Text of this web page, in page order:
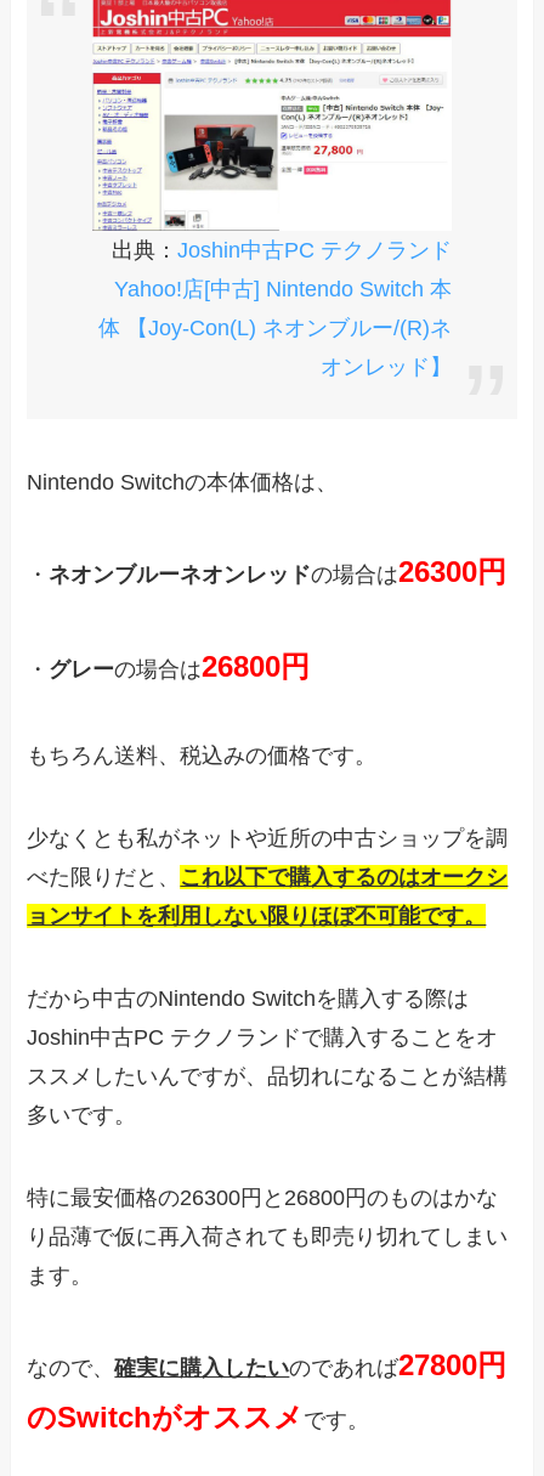
出典： Joshin中古PC テクノランド
Yahoo!店[中古] Nintendo Switch 本
体 【Joy-Con(L) ネオンブルー/(R)ネ
オンレッド】
Nintendo Switchの本体価格は、
・ ネオンブルーネオンレッドの場合は26300円
・ グレーの場合は26800円
もちろん送料、税込みの価格です。
少なくとも私がネットや近所の中古ショップを調
べた限りだと、 これ以下で購入するのはオークシ
ョンサイトを利用しない限りほぼ不可能です。
だから中古のNintendo Switchを購入する際は
Joshin中古PC テクノランドで購入することをオ
ススメしたいんですが、品切れになることが結構
多いです。
特に最安価格の26300円と26800円のものはかな
り品薄で仮に再入荷されても即売り切れてしまい
ます。
なので、確実に購入したいのであれば27800円
のSwitchがオススメ です。